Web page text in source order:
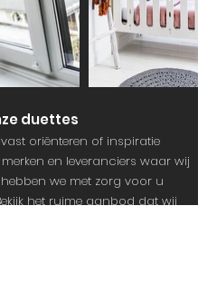
oriënteren of inspiratie
en leveranciers waar wij
hebben we met zorg voor u
het ruime aanbod datwij
duettes